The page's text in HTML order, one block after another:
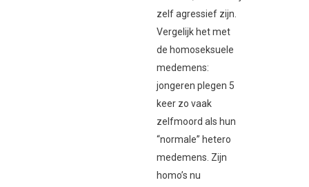
zelf agressief zijn.
Vergelijk het met
de homoseksuele
medemens:
jongeren plegen 5
keer zo vaak
zelfmoord als hun
“normale” hetero
medemens. Zijn
homo’s nu